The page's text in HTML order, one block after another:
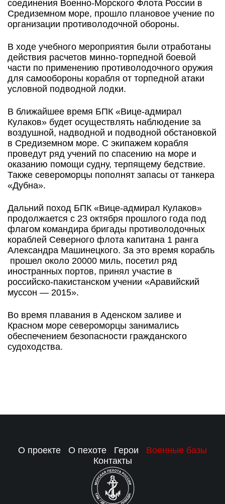
соединения Военно-Морского Флота России в
Средиземном море, прошло плановое учение по
организации противолодочной обороны.
В ходе учебного мероприятия были отработаны
действия расчетов минно-торпедной боевой
части по применению противолодочного оружия
для самообороны корабля от торпедной атаки
условной подводной лодки.
В ближайшее время БПК «Вице-адмирал
Кулаков» будет осуществлять наблюдение за
воздушной, надводной и подводной обстановкой
в Средиземном море. С экипажем корабля
проведут ряд учений по спасению на море и
оказанию помощи судну, терпящему бедствие.
Также североморцы пополнят запасы от танкера
«Дубна».
Дальний поход БПК «Вице-адмирал Кулаков»
продолжается с 23 октября прошлого года под
флагом командира бригады противолодочных
кораблей Северного флота капитана 1 ранга
Александра Машинецкого. За это время корабль
прошел около 20000 миль, посетил ряд
иностранных портов, принял участие в
российско-пакистанском учении «Аравийский
муссон — 2015».
Во время плавания в Аденском заливе и
Красном море североморцы занимались
обеспечением безопасности гражданского
судоходства.
О проекте О пехоте Герои
Военные базы
Контакты